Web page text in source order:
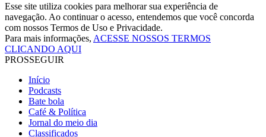
Esse site utiliza cookies para melhorar sua experiência de
navegação. Ao continuar o acesso, entendemos que você concorda
com nossos Termos de Uso e Privacidade.
Para mais informações, ACESSE NOSSOS TERMOS
CLICANDO AQUI
PROSSEGUIR
Início
Podcasts
Bate bola
Café & Política
Jornal do meio dia
Classificados